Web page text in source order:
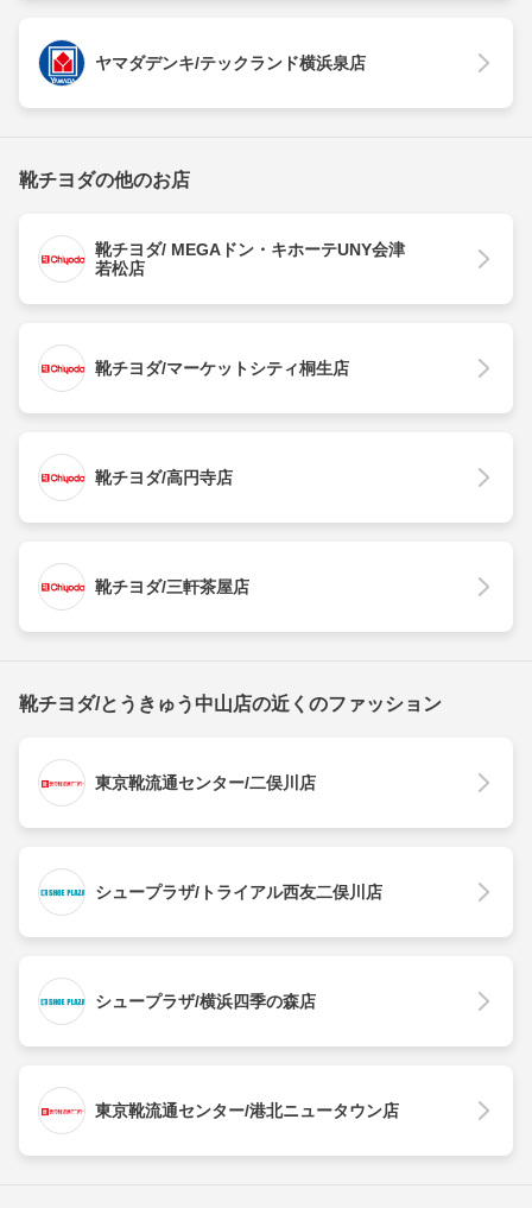
ヤマダデンキ/テックランド横浜泉店
靴チヨダの他のお店
靴チヨダ/ MEGAドン・キホーテUNY会津
若松店
靴チヨダ/マーケットシティ桐生店
靴チヨダ/高円寺店
靴チヨダ/三軒茶屋店
靴チヨダ/とうきゅう中山店の近くのファッション
東京靴流通センター/二俣川店
シュープラザ/トライアル西友二俣川店
シュープラザ/横浜四季の森店
東京靴流通センター/港北ニュータウン店